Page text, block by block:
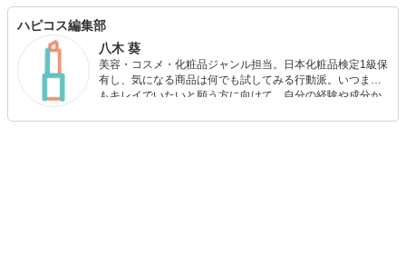
ハピコス編集部
八木 葵
美容・コスメ・化粧品ジャンル担当。日本化粧品検定1級保
有し、気になる商品は何でも試してみる行動派。いつまで
もキレイでいたいと願う方に向けて、自分の経験や成分か